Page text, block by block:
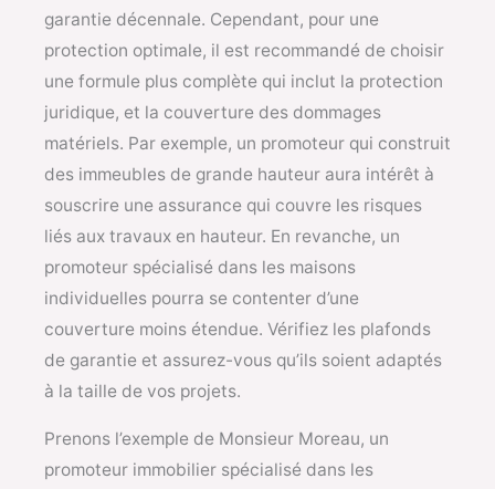
garantie décennale. Cependant, pour une
protection optimale, il est recommandé de choisir
une formule plus complète qui inclut la protection
juridique, et la couverture des dommages
matériels. Par exemple, un promoteur qui construit
des immeubles de grande hauteur aura intérêt à
souscrire une assurance qui couvre les risques
liés aux travaux en hauteur. En revanche, un
promoteur spécialisé dans les maisons
individuelles pourra se contenter d’une
couverture moins étendue. Vérifiez les plafonds
de garantie et assurez-vous qu’ils soient adaptés
à la taille de vos projets.
Prenons l’exemple de Monsieur Moreau, un
promoteur immobilier spécialisé dans les